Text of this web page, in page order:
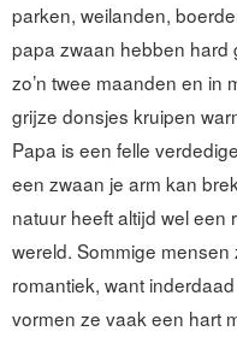
parken, weilanden,
papa zwaan hebben hard
zo’n twee maanden en in
grijze donsjes kruipen
Papa is een felle
een zwaan je arm kan
natuur heeft altijd wel een
wereld. Sommige
romantiek, want
vormen ze vaak een hart